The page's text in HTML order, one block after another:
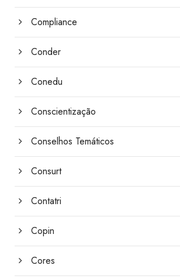
Compliance
Conder
Conedu
Conscientização
Conselhos Temáticos
Consurt
Contatri
Copin
Cores